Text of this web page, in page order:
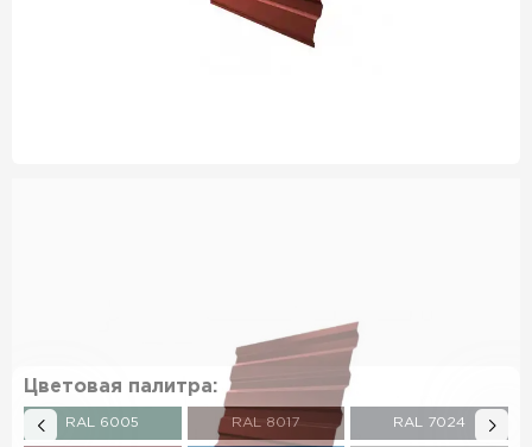
Цветовая палитра:
RAL 6005 RAL 8017 RAL 7024